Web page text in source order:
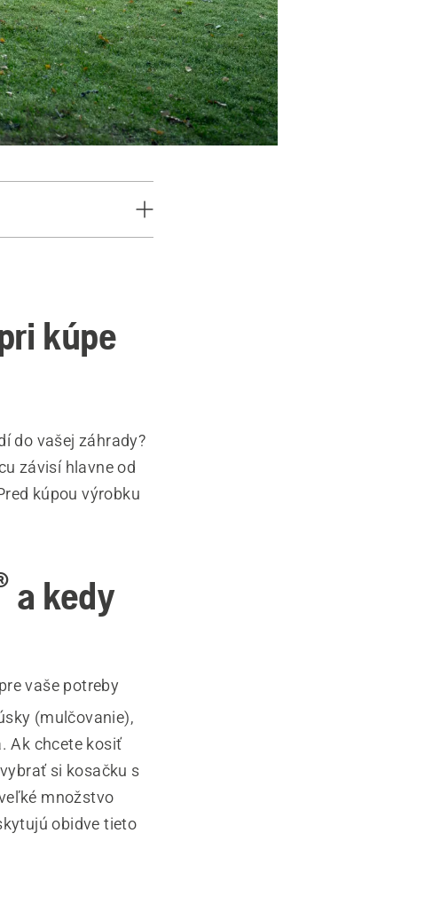
kúpe
do vašej záhrady?
závisí hlavne od
kúpou výrobku
a kedy
vaše potreby
(mulčovanie),
Ak chcete kosiť
si kosačku s
množstvo
obidve tieto